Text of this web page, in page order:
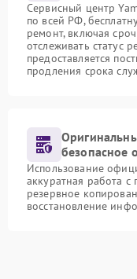
Сервисный центр
по всей РФ,
ремонт, включая
отслеживать статус
предоставляется
продления срока
безопасное
Использование
аккуратная работа
резервное
восстановление